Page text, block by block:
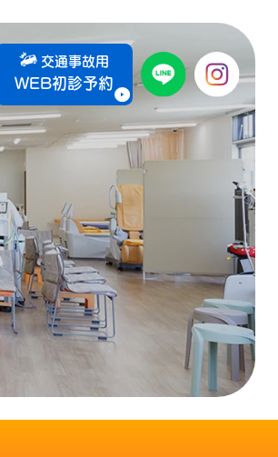
交通事故用
WEB初診予約